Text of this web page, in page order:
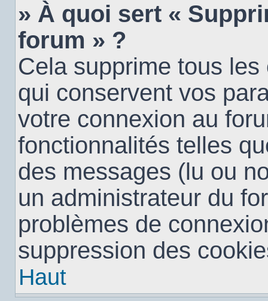
» À quoi sert «
forum » ?
Cela supprime tous
qui conservent vos
votre connexion au
fonctionnalités telles
des messages (lu ou
un administrateur du
problèmes de
suppression des
Haut